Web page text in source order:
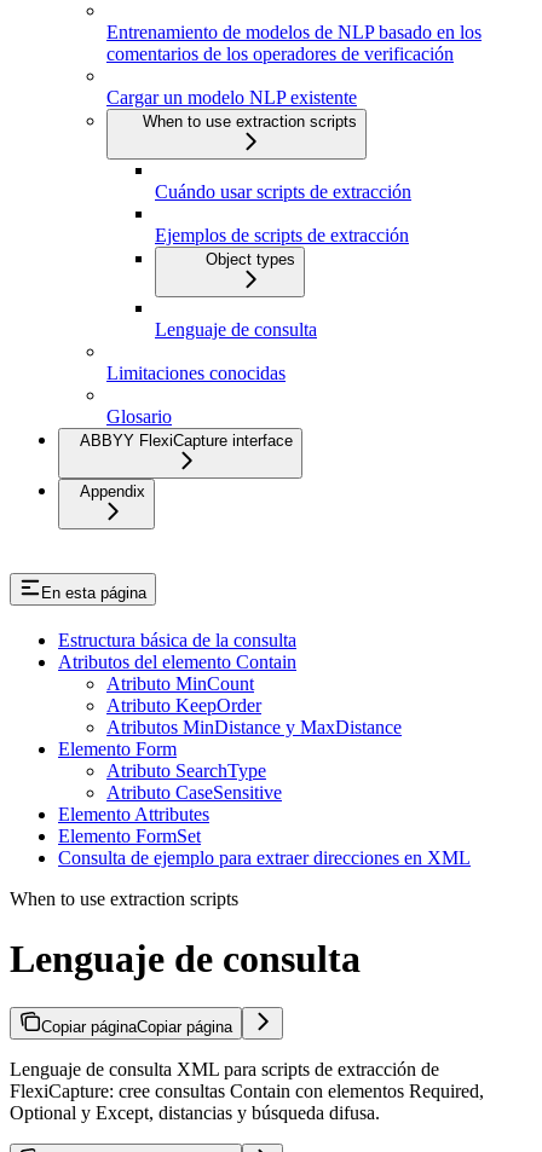
Entrenamiento de modelos de NLP basado en los
comentarios de los operadores de verificación
Cargar un modelo NLP existente
When to use extraction scripts
Cuándo usar scripts de extracción
Ejemplos de scripts de extracción
Object types
Lenguaje de consulta
Limitaciones conocidas
Glosario
ABBYY FlexiCapture interface
Appendix
En esta página
Estructura básica de la consulta
Atributos del elemento Contain
Atributo MinCount
Atributo KeepOrder
Atributos MinDistance y MaxDistance
Elemento Form
Atributo SearchType
Atributo CaseSensitive
Elemento Attributes
Elemento FormSet
Consulta de ejemplo para extraer direcciones en XML
When to use extraction scripts
Lenguaje de consulta
Copiar páginaCopiar página
Lenguaje de consulta XML para scripts de extracción de
FlexiCapture: cree consultas Contain con elementos Required,
Optional y Except, distancias y búsqueda difusa.